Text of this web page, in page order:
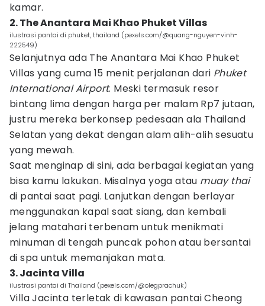
kamar.
2. The Anantara Mai Khao Phuket Villas
ilustrasi pantai di phuket, thailand (pexels.com/@quang-nguyen-vinh-
222549)
Selanjutnya ada The Anantara Mai Khao Phuket
Villas yang cuma 15 menit perjalanan dari Phuket
International Airport. Meski termasuk resor
bintang lima dengan harga per malam Rp7 jutaan,
justru mereka berkonsep pedesaan ala Thailand
Selatan yang dekat dengan alam alih-alih sesuatu
yang mewah.
Saat menginap di sini, ada berbagai kegiatan yang
bisa kamu lakukan. Misalnya yoga atau muay thai
di pantai saat pagi. Lanjutkan dengan berlayar
menggunakan kapal saat siang, dan kembali
jelang matahari terbenam untuk menikmati
minuman di tengah puncak pohon atau bersantai
di spa untuk memanjakan mata.
3. Jacinta Villa
ilustrasi pantai di Thailand (pexels.com/@olegprachuk)
Villa Jacinta terletak di kawasan pantai Cheong